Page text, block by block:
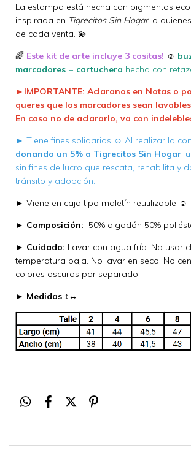
La estampa está hecha con pigmentos
inspirada en Tigrecitos Sin Hogar, a
de cada venta. 💫
🌈 Este kit de arte incluye 3 cositas! ☺
marcadores + cartuchera hecha con
►IMPORTANTE: Aclaranos en Notas o
queres que los marcadores sean
En caso no de aclararlo, va con
► Tiene fines solidarios ☺ Al realizar la
donando un 5% a Tigrecitos Sin Hogar,
sin fines de lucro que rescata, rehabilita y
tránsito y adopción.
► Viene en caja tipo maletín reutilizable ☺
► Composición: 50% algodón 50%
► Cuidado: Lavar con agua fría. No usar
temperatura baja. No lavar en seco. No
colores oscuros por separado.
► Medidas ↕↔